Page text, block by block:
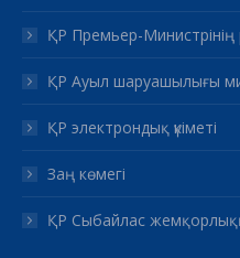
ҚР Премьер-
ҚР Ауыл шаруашылығы
ҚР электрондық үкіметі
Заң көмегі
ҚР Сыбайлас